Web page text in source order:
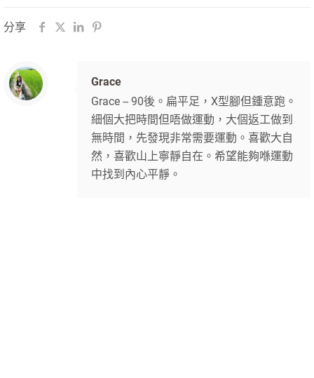
分享
Grace
Grace -- 90後。扁平足，X型腳但鍾意跑。
細個大把時間但唔做運動，大個返工做到
無時間，先發現非常需要運動。喜歡大自
然，喜歡山上寧靜自在。希望能夠喺運動
中找到內心平靜。